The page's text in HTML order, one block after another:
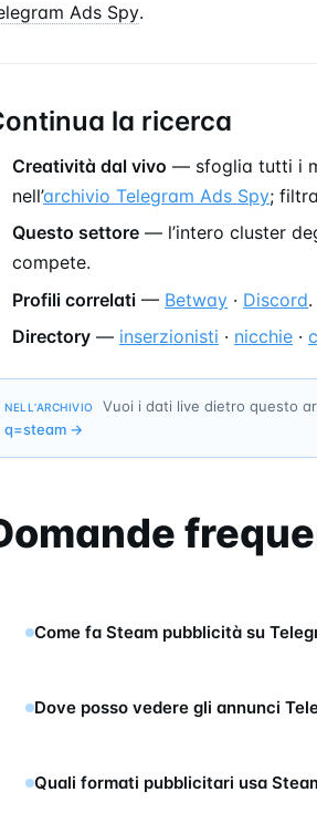
Ads Spy.
la ricerca
Creatività dal vivo — sfoglia tutti i
nell’archivio Telegram Ads Spy;
Questo settore — l’intero cluster
compete.
Profili correlati — Betway · Discord.
Directory — inserzionisti · nicchie ·
NELL’ARCHIVIO Vuoi i dati live dietro questo
q=steam →
Come fa Steam pubblicità su
Dove posso vedere gli annunci
Quali formati pubblicitari usa